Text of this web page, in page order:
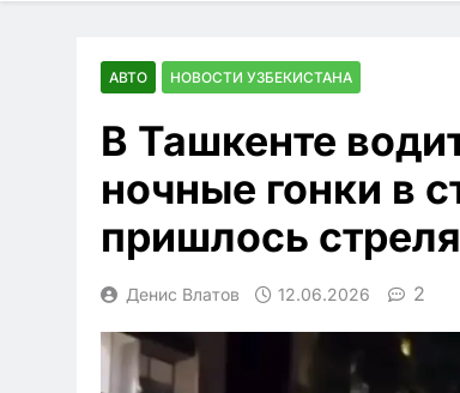
АВТО НОВОСТИ УЗБЕКИСТАНА
В Ташкенте
ночные гонки в
пришлось
Денис Влатов 12.06.2026 2